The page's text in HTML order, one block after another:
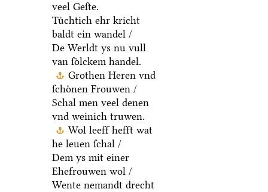
veel Geſte.
Tuͤchtich ehr kricht
baldt ein wandel /
De Werldt ys nu vull
van ſoͤlckem handel.
Grothen Heren vnd
ſchoͤnen Frouwen /
Schal men veel denen
vnd weinich truwen.
Wol leeff hefft wat
he leuen ſchal /
Dem ys mit einer
Ehefrouwen wol /
Wente nemandt drecht